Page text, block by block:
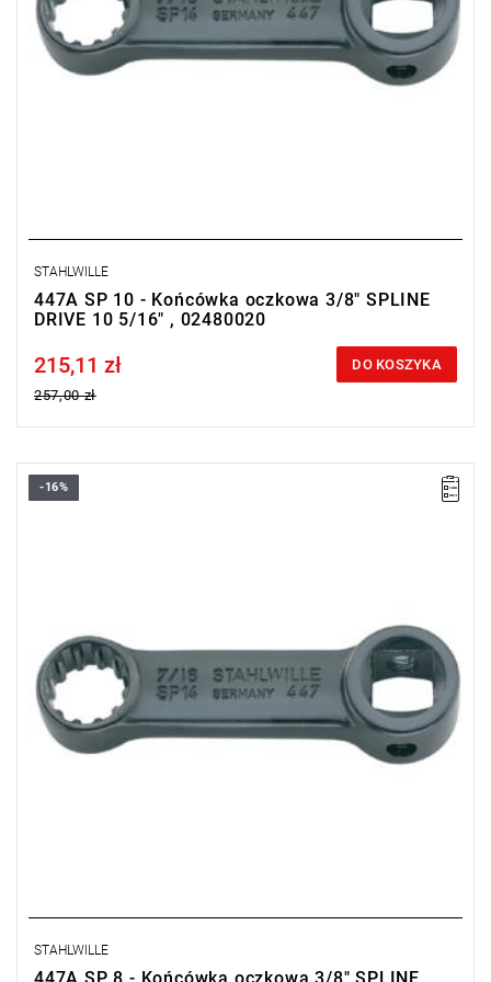
STAHLWILLE
447A SP 10 - Końcówka oczkowa 3/8" SPLINE
DRIVE 10 5/16" , 02480020
Price tax included
215,11 zł
257,00 zł
DO KOSZYKA
-16%
STAHLWILLE